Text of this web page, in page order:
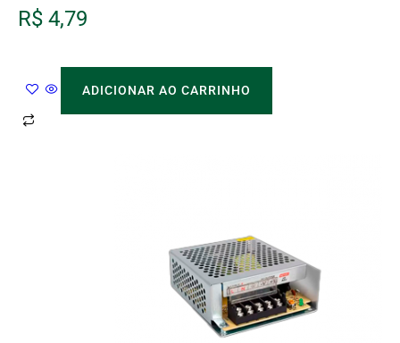
R$ 4,79
ADICIONAR AO CARRINHO